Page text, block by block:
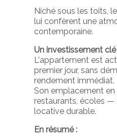
Niché sous les toits,
lui confèrent une
contemporaine.
Un investissement
L'appartement est
premier jour, sans
rendement immédiat.
Son emplacement
restaurants, écoles —
locative durable.
En résumé :